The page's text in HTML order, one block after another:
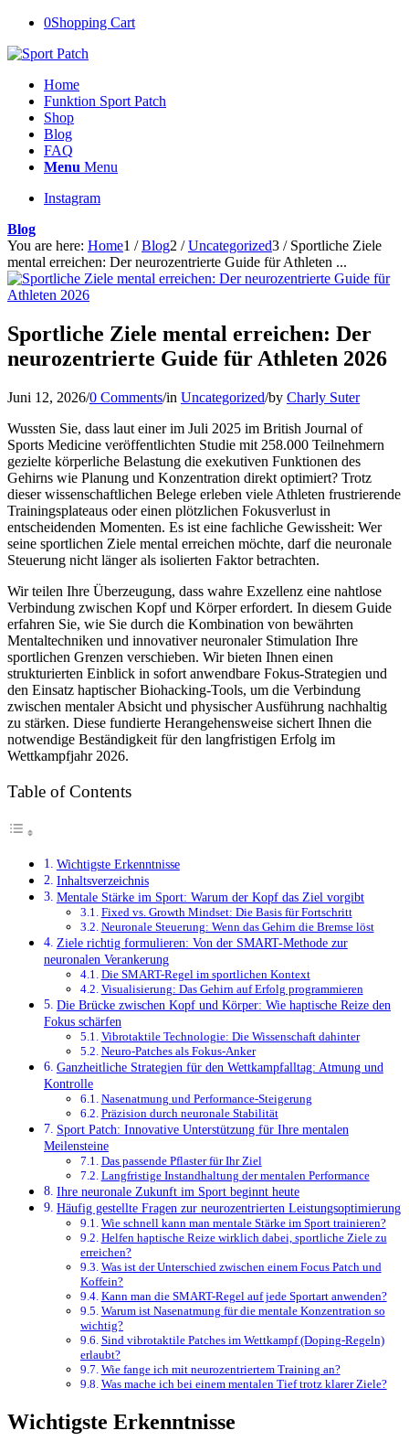
0Shopping Cart
Home
Funktion Sport Patch
Shop
Blog
FAQ
Menu Menu
Instagram
Blog
You are here: Home1 / Blog2 / Uncategorized3 / Sportliche Ziele
mental erreichen: Der neurozentrierte Guide für Athleten ...
Sportliche Ziele mental erreichen: Der
neurozentrierte Guide für Athleten 2026
Juni 12, 2026/0 Comments/in Uncategorized/by Charly Suter
Wussten Sie, dass laut einer im Juli 2025 im British Journal of
Sports Medicine veröffentlichten Studie mit 258.000 Teilnehmern
gezielte körperliche Belastung die exekutiven Funktionen des
Gehirns wie Planung und Konzentration direkt optimiert? Trotz
dieser wissenschaftlichen Belege erleben viele Athleten frustrierende
Trainingsplateaus oder einen plötzlichen Fokusverlust in
entscheidenden Momenten. Es ist eine fachliche Gewissheit: Wer
seine sportlichen Ziele mental erreichen möchte, darf die neuronale
Steuerung nicht länger als isolierten Faktor betrachten.
Wir teilen Ihre Überzeugung, dass wahre Exzellenz eine nahtlose
Verbindung zwischen Kopf und Körper erfordert. In diesem Guide
erfahren Sie, wie Sie durch die Kombination von bewährten
Mentaltechniken und innovativer neuronaler Stimulation Ihre
sportlichen Grenzen verschieben. Wir bieten Ihnen einen
strukturierten Einblick in sofort anwendbare Fokus-Strategien und
den Einsatz haptischer Biohacking-Tools, um die Verbindung
zwischen mentaler Absicht und physischer Ausführung nachhaltig
zu stärken. Diese fundierte Herangehensweise sichert Ihnen die
notwendige Beständigkeit für den langfristigen Erfolg im
Wettkampfjahr 2026.
Table of Contents
Wichtigste Erkenntnisse
Inhaltsverzeichnis
Mentale Stärke im Sport: Warum der Kopf das Ziel vorgibt
Fixed vs. Growth Mindset: Die Basis für Fortschritt
Neuronale Steuerung: Wenn das Gehirn die Bremse löst
Ziele richtig formulieren: Von der SMART-Methode zur
neuronalen Verankerung
Die SMART-Regel im sportlichen Kontext
Visualisierung: Das Gehirn auf Erfolg programmieren
Die Brücke zwischen Kopf und Körper: Wie haptische Reize den
Fokus schärfen
Vibrotaktile Technologie: Die Wissenschaft dahinter
Neuro-Patches als Fokus-Anker
Ganzheitliche Strategien für den Wettkampfalltag: Atmung und
Kontrolle
Nasenatmung und Performance-Steigerung
Präzision durch neuronale Stabilität
Sport Patch: Innovative Unterstützung für Ihre mentalen
Meilensteine
Das passende Pflaster für Ihr Ziel
Langfristige Instandhaltung der mentalen Performance
Ihre neuronale Zukunft im Sport beginnt heute
Häufig gestellte Fragen zur neurozentrierten Leistungsoptimierung
Wie schnell kann man mentale Stärke im Sport trainieren?
Helfen haptische Reize wirklich dabei, sportliche Ziele zu
erreichen?
Was ist der Unterschied zwischen einem Focus Patch und
Koffein?
Kann man die SMART-Regel auf jede Sportart anwenden?
Warum ist Nasenatmung für die mentale Konzentration so
wichtig?
Sind vibrotaktile Patches im Wettkampf (Doping-Regeln)
erlaubt?
Wie fange ich mit neurozentriertem Training an?
Was mache ich bei einem mentalen Tief trotz klarer Ziele?
Wichtigste Erkenntnisse